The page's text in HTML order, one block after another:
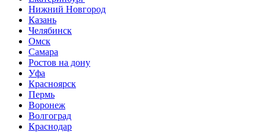
Нижний Новгород
Казань
Челябинск
Омск
Самара
Ростов на дону
Уфа
Красноярск
Пермь
Воронеж
Волгоград
Краснодар